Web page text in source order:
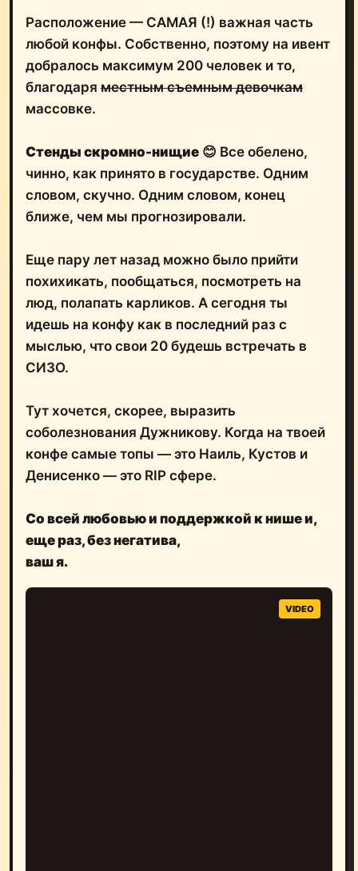
Расположение — САМАЯ (!) важная часть
любой конфы. Собственно, поэтому на ивент
добралось максимум 200 человек и то,
благодаря местным съемным девочкам
массовке.
Стенды скромно-нищие 😊 Все обелено,
чинно, как принято в государстве. Одним
словом, скучно. Одним словом, конец
ближе, чем мы прогнозировали.
Еще пару лет назад можно было прийти
похихикать, пообщаться, посмотреть на
люд, полапать карликов. А сегодня ты
идешь на конфу как в последний раз с
мыслью, что свои 20 будешь встречать в
СИЗО.
Тут хочется, скорее, выразить
соболезнования Дужникову. Когда на твоей
конфе самые топы — это Наиль, Кустов и
Денисенко — это RIP сфере.
Со всей любовью и поддержкой к нише и,
еще раз, без негатива,
ваш я.